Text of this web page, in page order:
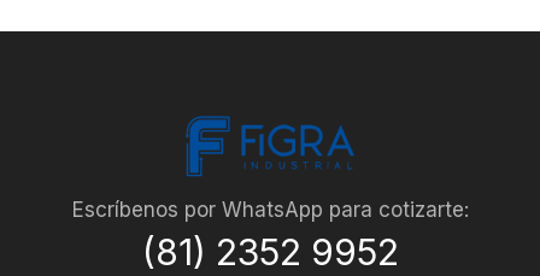
Escríbenos por WhatsApp para cotizarte:
(81) 2352 9952